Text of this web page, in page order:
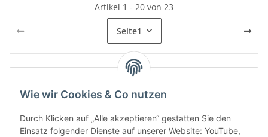
Wie wir Cookies & Co nutzen
Durch Klicken auf „Alle akzeptieren“ gestatten Sie den
Einsatz folgender Dienste auf unserer Website: YouTube,
Artikel 1 - 20 von 23
Seite1
Kategorien